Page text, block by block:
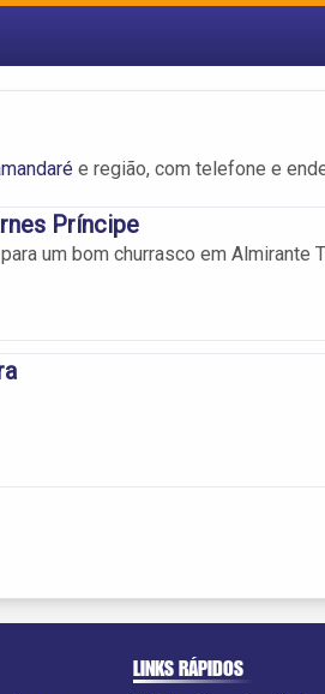
e região, com telefone e
Príncipe
um bom churrasco em Almirante
LINKS RÁPIDOS